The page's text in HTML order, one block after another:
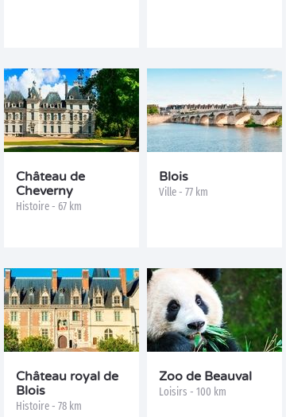
Château de
Cheverny
Histoire - 67 km
Blois
Ville - 77 km
Château royal de
Blois
Histoire - 78 km
Zoo de Beauval
Loisirs - 100 km